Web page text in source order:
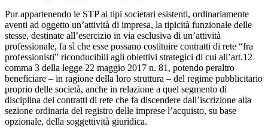
Pur appartenendo le STP ai tipi societari esistenti, ordinariamente
aventi ad oggetto un’attività di impresa, la tipicità funzionale delle
stesse, destinate all’esercizio in via esclusiva di un’attività
professionale, fa sì che esse possano costituire contratti di rete “fra
professionisti” riconducibili agli obiettivi strategici di cui all’art.12
comma 3 della legge 22 maggio 2017 n. 81, potendo peraltro
beneficiare – in ragione della loro struttura – del regime pubblicitario
proprio delle società, anche in relazione a quel segmento di
disciplina dei contratti di rete che fa discendere dall’iscrizione alla
sezione ordinaria del registro delle imprese l’acquisto, su base
opzionale, della soggettività giuridica.